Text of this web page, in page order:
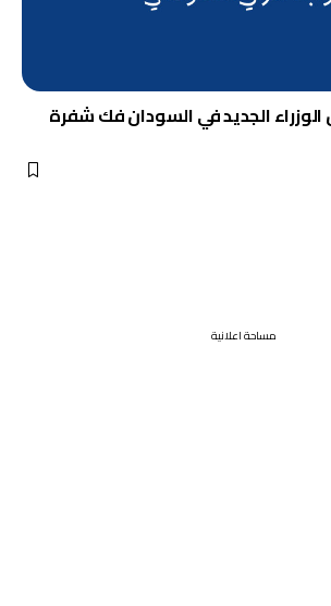
الجديد في السودان فك شفرة
مساحة اعلانية